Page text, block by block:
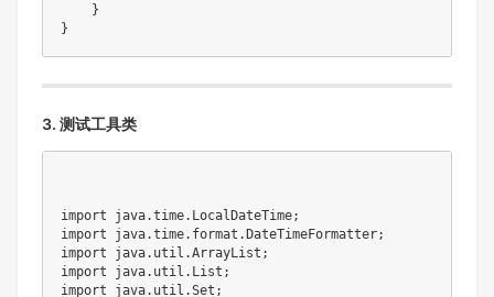
    }
3. 测试工具类
import java.time.LocalDateTime;
import java.time.format.DateTimeFormatter;
import java.util.ArrayList;
import java.util.List;
import java.util.Set;